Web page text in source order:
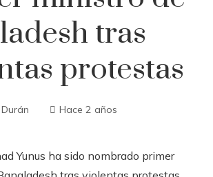
tras
protestas
Hace 2 años